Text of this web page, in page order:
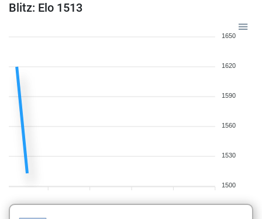
Blitz: Elo 1513
1650
1620
1590
1560
1530
1500